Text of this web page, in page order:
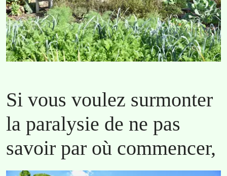
Si vous voulez surmonter
la paralysie de ne pas
savoir par où commencer,